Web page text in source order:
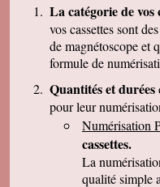
Thierry P.
j'ai bien reçu les
travail et de votre
Patrick C.
J 'ai bien reçu le
travail, ma famille
envoyer le reste
J-Claude L.
Bonjour, je voulait
pour le travail
les films de nos
Vôtre travail est
La catégorie de vos
vos cassettes sont
de magnétoscope et
formule de
Quantités et durées
pour leur
Numérisation
cassettes.
La
qualité simple